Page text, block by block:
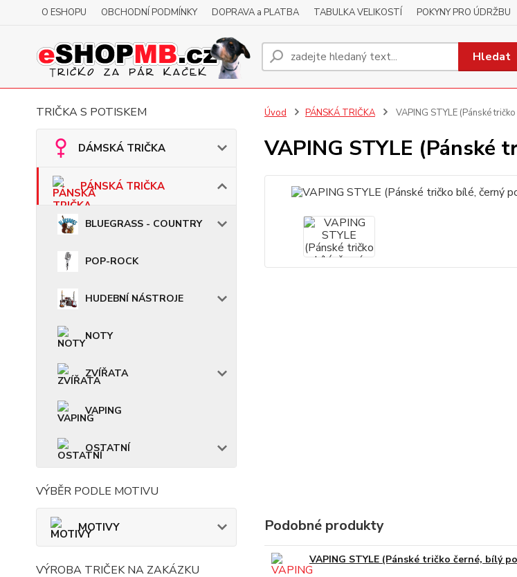
O ESHOPU OBCHODNÍ PODMÍNKY DOPRAVA a PLATBA TABULKA VELIKOSTÍ POKYNY PRO ÚDRŽBU
Hledat
TRIČKA S POTISKEM
DÁMSKÁ TRIČKA
PÁNSKÁ TRIČKA
BLUEGRASS - COUNTRY
POP-ROCK
HUDEBNÍ NÁSTROJE
NOTY
ZVÍŘATA
VAPING
OSTATNÍ
VÝBĚR PODLE MOTIVU
MOTIVY
VÝROBA TRIČEK NA ZAKÁZKU
Úvod PÁNSKÁ TRIČKA VAPING STYLE (Pánské
VAPING STYLE (Pánské
Podobné produkty
VAPING STYLE (Pánské tričko černé, bílý